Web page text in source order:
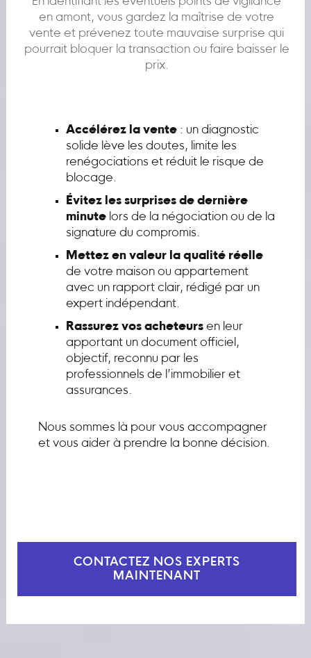
en amont, vous gardez la maîtrise de votre
vente et prévenez toute mauvaise surprise qui
pourrait bloquer la transaction ou faire baisser le
prix.
Accélérez la vente: un diagnostic
solide lève les doutes, limite les
renégociations et réduit le risque de
blocage.
Évitez les surprises de dernière
minutelors de la négociation ou de la
signature du compromis.
Mettez en valeur la qualité réelle
de votre maison ou appartement
avec un rapport clair, rédigé par un
expert indépendant.
Rassurez vos acheteursen leur
apportant un document officiel,
objectif, reconnu par les
professionnels de l’immobilier et
assurances.
Nous sommes là pour vous accompagner
et vous aider à prendre la bonne décision.
CONTACTEZ NOS EXPERTS
MAINTENANT